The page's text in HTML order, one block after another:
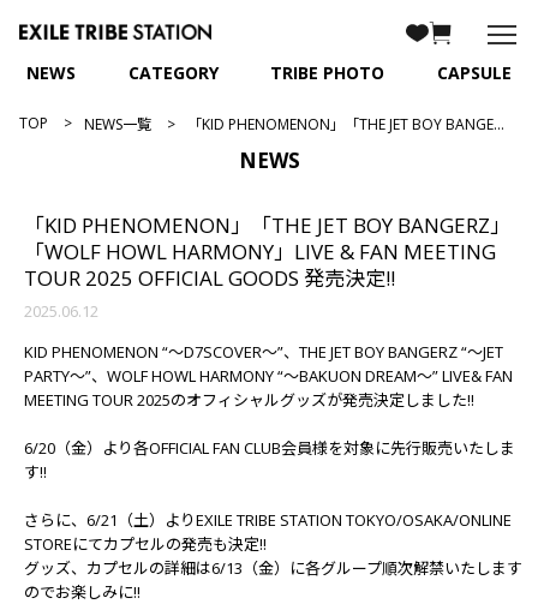
NEWS CATEGORY TRIBE PHOTO CAPSULE
TOP NEWS一覧 「KID PHENOMENON」「THE JET BOY BANGERZ」「WOLF HOWL HARMONY」LIVE & FAN MEETING TOUR 2025 OFFICIAL GOODS 発売決定!!
NEWS
「KID PHENOMENON」「THE JET BOY BANGERZ」
「WOLF HOWL HARMONY」LIVE & FAN MEETING
TOUR 2025 OFFICIAL GOODS 発売決定!!
2025.06.12
KID PHENOMENON “～D7SCOVER～”、THE JET BOY BANGERZ “～JET
PARTY～”、WOLF HOWL HARMONY “～BAKUON DREAM～” LIVE& FAN
MEETING TOUR 2025のオフィシャルグッズが発売決定しました!!
6/20（金）より各OFFICIAL FAN CLUB会員様を対象に先行販売いたしま
す!!
さらに、6/21（土）よりEXILE TRIBE STATION TOKYO/OSAKA/ONLINE
STOREにてカプセルの発売も決定!!
グッズ、カプセルの詳細は6/13（金）に各グループ順次解禁いたします
のでお楽しみに!!